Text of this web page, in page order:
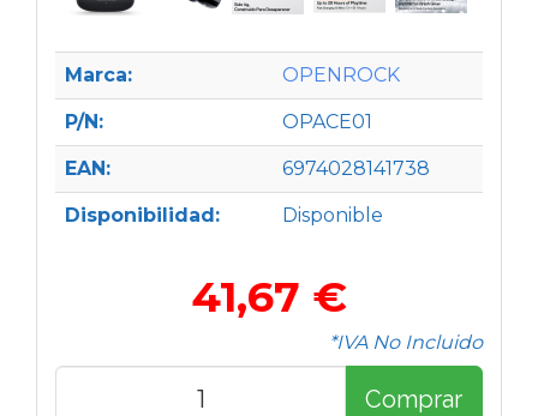
Marca: OPENROCK
P/N: OPACE01
EAN: 6974028141738
Disponibilidad: Disponible
41,67 €
*IVA No Incluido
Comprar